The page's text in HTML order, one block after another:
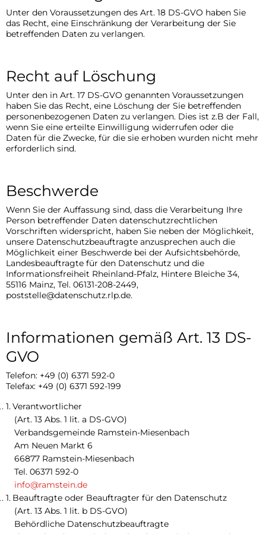
Unter den Voraussetzungen des Art. 18 DS-GVO haben Sie
das Recht, eine Einschränkung der Verarbeitung der Sie
betreffenden Daten zu verlangen.
Recht auf Löschung
Unter den in Art. 17 DS-GVO genannten Voraussetzungen
haben Sie das Recht, eine Löschung der Sie betreffenden
personenbezogenen Daten zu verlangen. Dies ist z.B der Fall,
wenn Sie eine erteilte Einwilligung widerrufen oder die
Daten für die Zwecke, für die sie erhoben wurden nicht mehr
erforderlich sind.
Beschwerde
Wenn Sie der Auffassung sind, dass die Verarbeitung Ihre
Person betreffender Daten datenschutzrechtlichen
Vorschriften widerspricht, haben Sie neben der Möglichkeit,
unsere Datenschutzbeauftragte anzusprechen auch die
Möglichkeit einer Beschwerde bei der Aufsichtsbehörde,
Landesbeauftragte für den Datenschutz und die
Informationsfreiheit Rheinland-Pfalz, Hintere Bleiche 34,
55116 Mainz, Tel. 06131-208-2449,
poststelle@datenschutz.rlp.de.
Informationen gemäß Art. 13 DS-
GVO
Telefon: +49 (0) 6371 592-0
Telefax: +49 (0) 6371 592-199
Verantwortlicher
(Art. 13 Abs. 1 lit. a DS-GVO)
Verbandsgemeinde Ramstein-Miesenbach
Am Neuen Markt 6
66877 Ramstein-Miesenbach
Tel. 06371 592-0
info@ramstein.de
Beauftragte oder Beauftragter für den Datenschutz
(Art. 13 Abs. 1 lit. b DS-GVO)
Behördliche Datenschutzbeauftragte